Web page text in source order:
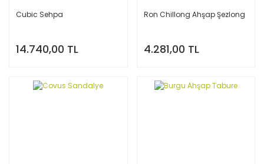
Cubic Sehpa
14.740,00 TL
Ron Chillong Ahşap Şezlong
4.281,00 TL